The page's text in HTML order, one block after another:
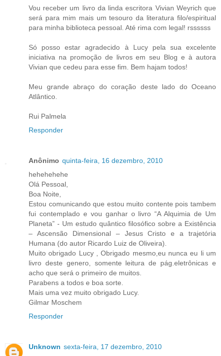
Vou receber um livro da linda escritora Vivian Weyrich que
será para mim mais um tesouro da literatura filo/espiritual
para minha biblioteca pessoal. Até rima com legal! rssssss
Só posso estar agradecido à Lucy pela sua excelente
iniciativa na promoção de livros em seu Blog e à autora
Vivian que cedeu para esse fim. Bem hajam todos!
Meu grande abraço do coração deste lado do Oceano
Atlântico.
Rui Palmela
Responder
Anônimo quinta-feira, 16 dezembro, 2010
hehehehehe
Olá Pessoal,
Boa Noite,
Estou comunicando que estou muito contente pois tambem
fui contemplado e vou ganhar o livro “A Alquimia de Um
Planeta” - Um estudo quântico filosófico sobre a Existência
– Ascensão Dimensional – Jesus Cristo e a trajetória
Humana (do autor Ricardo Luiz de Oliveira).
Muito obrigado Lucy , Obrigado mesmo,eu nunca eu li um
livro deste genero, somente leitura de pág.eletrônicas e
acho que será o primeiro de muitos.
Parabens a todos e boa sorte.
Mais uma vez muito obrigado Lucy.
Gilmar Moschem
Responder
Unknown sexta-feira, 17 dezembro, 2010